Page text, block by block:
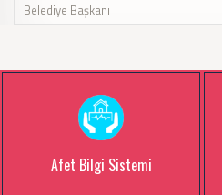
Belediye Başkanı
Afet Bilgi Sistemi